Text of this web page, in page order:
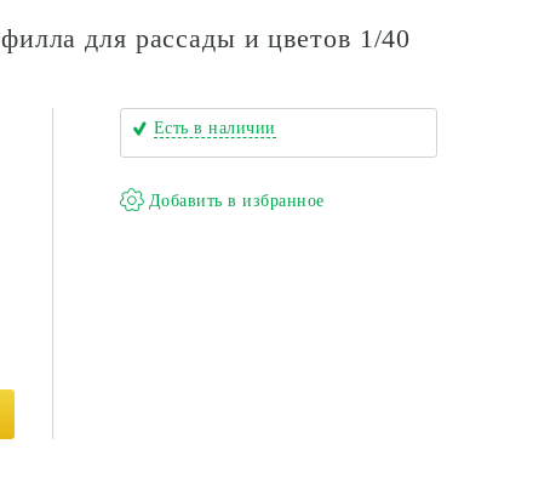
для рассады и цветов 1/40
Есть в наличии